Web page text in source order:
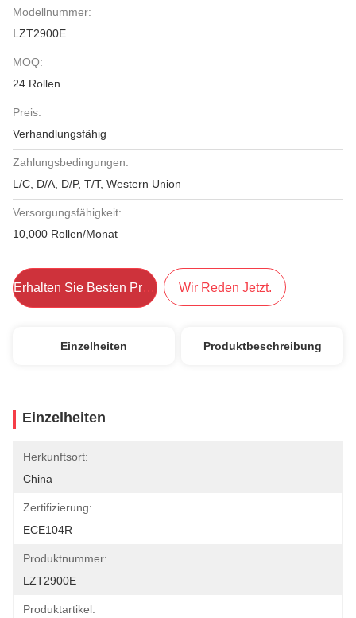
Modellnummer:
LZT2900E
MOQ:
24 Rollen
Preis:
Verhandlungsfähig
Zahlungsbedingungen:
L/C, D/A, D/P, T/T, Western Union
Versorgungsfähigkeit:
10,000 Rollen/Monat
Erhalten Sie Besten Preis Wir Reden Jetzt.
Einzelheiten Produktbeschreibung
Einzelheiten
Herkunftsort:
China
Zertifizierung:
ECE104R
Produktnummer:
LZT2900E
Produktartikel: